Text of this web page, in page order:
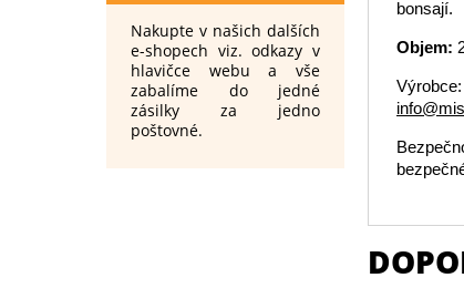
bonsají.
Objem:
Nakupte v našich dalších
e-shopech viz. odkazy v
hlavičce webu a vše
zabalíme do jedné
zásilky za jedno
poštovné.